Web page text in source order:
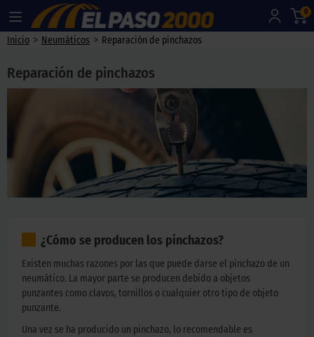
0
Inicio > Neumáticos > Reparación de pinchazos
Reparación de pinchazos
¿Cómo se producen los pinchazos?
Existen muchas razones por las que puede darse el pinchazo de un
neumático. La mayor parte se producen debido a objetos
punzantes como clavos, tornillos o cualquier otro tipo de objeto
punzante.
Una vez se ha producido un pinchazo, lo recomendable es